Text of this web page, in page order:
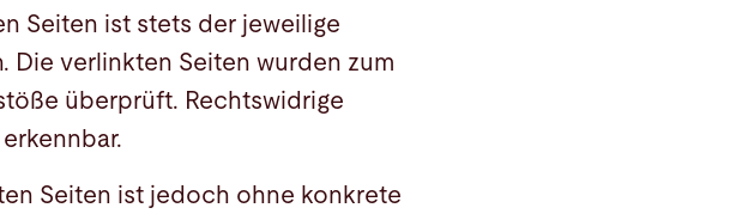
Seiten ist stets der jeweilige
verlinkten Seiten wurden zum
überprüft. Rechtswidrige
Seiten ist jedoch ohne konkrete